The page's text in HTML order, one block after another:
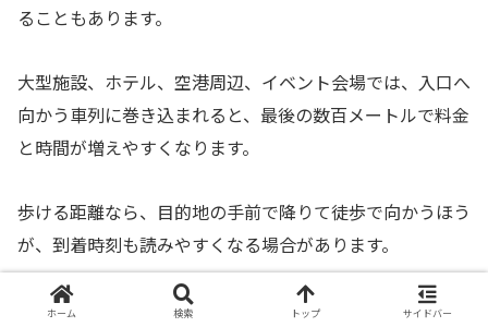
ることもあります。
大型施設、ホテル、空港周辺、イベント会場では、入口へ
向かう車列に巻き込まれると、最後の数百メートルで料金
と時間が増えやすくなります。
歩ける距離なら、目的地の手前で降りて徒歩で向かうほう
が、到着時刻も読みやすくなる場合があります。
高齢者、子ども連れ、車いす利用、悪天候、重い荷物があ
ホーム 検索 トップ サイドバー